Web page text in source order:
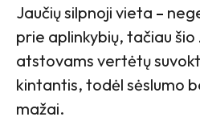
Jaučių silpnoji vieta –
prie aplinkybių, tačiau
atstovams vertėtų
kintantis, todėl sėslumo
mažai.